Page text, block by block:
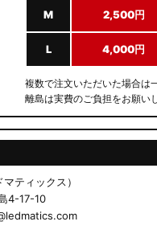
M 2,500円
L 4,000円
複数で注文いただいた場合は
離島は実費のご負担をお願い
ティックス）
4-17-10